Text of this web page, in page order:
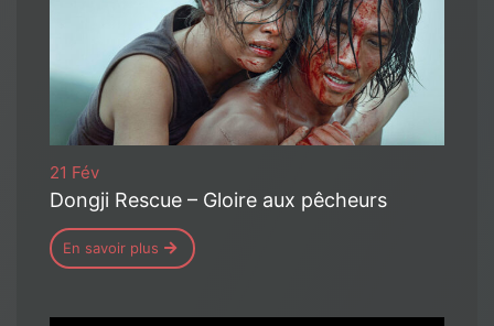
21 Fév
Dongji Rescue – Gloire aux pêcheurs
En savoir plus